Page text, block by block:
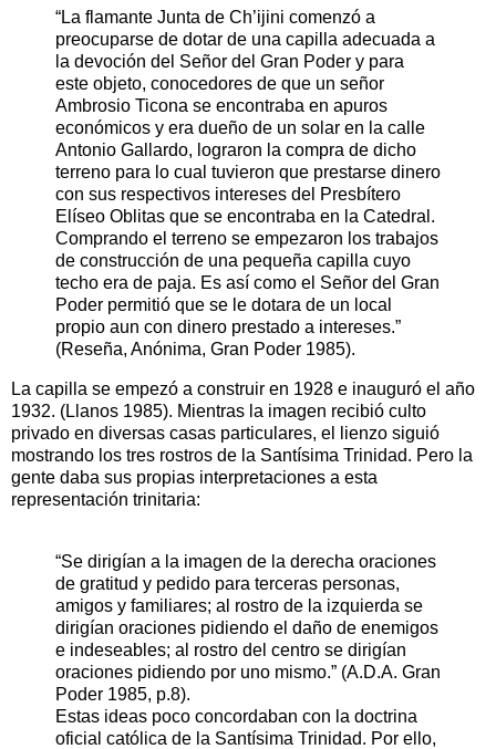
“La flamante Junta de Ch’ijini comenzó a
preocuparse de dotar de una capilla adecuada a
la devoción del Señor del Gran Poder y para
este objeto, conocedores de que un señor
Ambrosio Ticona se encontraba en apuros
económicos y era dueño de un solar en la calle
Antonio Gallardo, lograron la compra de dicho
terreno para lo cual tuvieron que prestarse dinero
con sus respectivos intereses del Presbítero
Elíseo Oblitas que se encontraba en la Catedral.
Comprando el terreno se empezaron los trabajos
de construcción de una pequeña capilla cuyo
techo era de paja. Es así como el Señor del Gran
Poder permitió que se le dotara de un local
propio aun con dinero prestado a intereses.”
(Reseña, Anónima, Gran Poder 1985).
La capilla se empezó a construir en 1928 e inauguró el año
1932. (Llanos 1985). Mientras la imagen recibió culto
privado en diversas casas particulares, el lienzo siguió
mostrando los tres rostros de la Santísima Trinidad. Pero la
gente daba sus propias interpretaciones a esta
representación trinitaria:
“Se dirigían a la imagen de la derecha oraciones
de gratitud y pedido para terceras personas,
amigos y familiares; al rostro de la izquierda se
dirigían oraciones pidiendo el daño de enemigos
e indeseables; al rostro del centro se dirigían
oraciones pidiendo por uno mismo.” (A.D.A. Gran
Poder 1985, p.8).
Estas ideas poco concordaban con la doctrina
oficial católica de la Santísima Trinidad. Por ello,